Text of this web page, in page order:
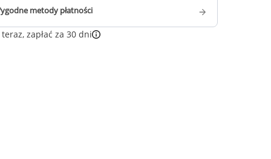
metody płatności
zapłać za 30 dni